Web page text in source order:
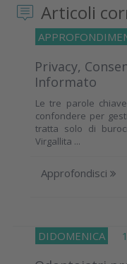
Articoli
Privacy,
Informato
Le tre parole
confondere per
tratta solo di
Virgallita ...
Approfondisci
DIDOMENICA